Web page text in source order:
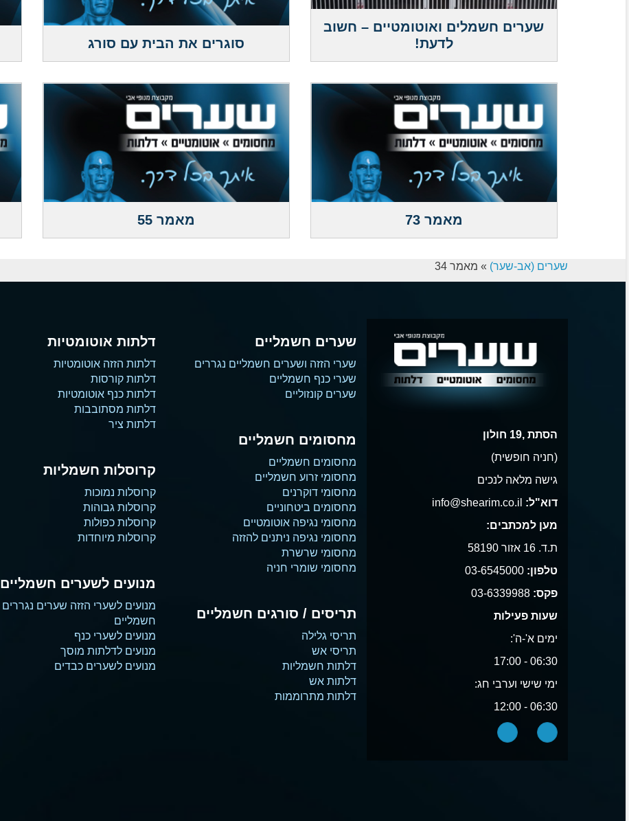
שערים חשמלים ואוטומטיים – חשוב
לדעת!
סוגרים את הבית עם סורג
מאמר 73 מאמר 55
שערים (אב-שער) » מאמר 34
הסתת ,19 חולון
(חניה חופשית)
גישה מלאה לנכים
דוא"ל:
מען למכתבים:
ת.ד. 16 אזור 58190
טלפון: 03-6545000
פקס: 03-6339988
שעות פעילות
ימים א'-ה':
06:30 - 17:00
ימי שישי וערבי חג:
06:30 - 12:00
שערים חשמליים
שערי הזזה ושערים חשמליים נגררים
שערי כנף חשמליים
שערים קונזוליים
מחסומים חשמליים
מחסומים חשמליים
מחסומי זרוע חשמליים
מחסומי דוקרנים
מחסומים ביטחוניים
מחסומי נגיפה אוטומטיים
מחסומי נגיפה ניתנים להזזה
מחסומי שרשרת
מחסומי שומרי חניה
תריסים / סורגים חשמליים
תריסי גלילה
תריסי אש
דלתות חשמליות
דלתות אש
דלתות מתרוממות
דלתות אוטומטיות
דלתות הזזה אוטומטיות
דלתות קורסות
דלתות כנף אוטומטיות
דלתות מסתובבות
דלתות ציר
קרוסלות חשמליות
קרוסלות נמוכות
קרוסלות גבוהות
קרוסלות כפולות
קרוסלות מיוחדות
מנועים לשערים חשמליים
מנועים לשערי הזזה שערים נגררים
חשמליים
מנועים לשערי כנף
מנועים לדלתות מוסך
מנועים לשערים כבדים